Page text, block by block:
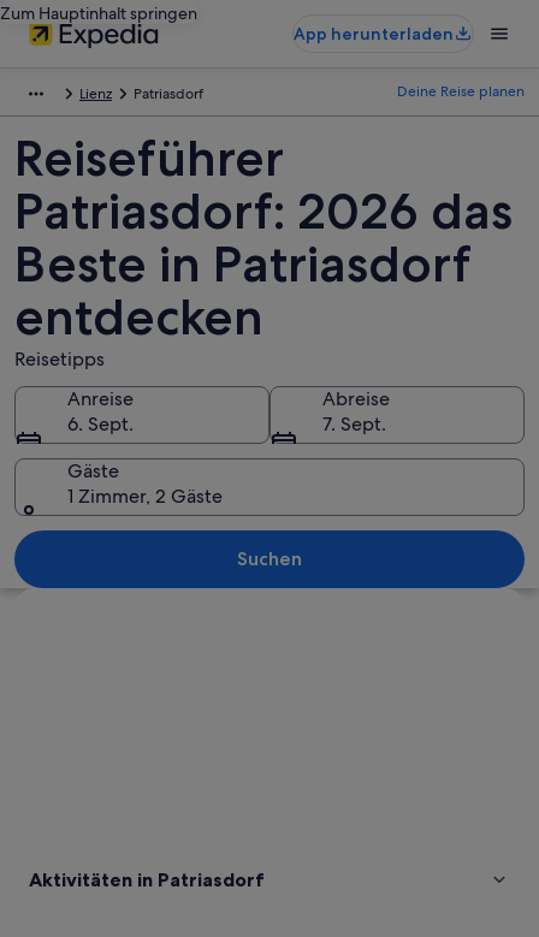
Zum Hauptinhalt springen
App herunterladen
Lienz Patriasdorf Deine Reise planen
Reiseführer
Patriasdorf: 2026 das
Beste in Patriasdorf
entdecken
Reisetipps
Anreise
6. Sept.
Abreise
7. Sept.
Gäste
1 Zimmer, 2 Gäste
Suchen
Aktivitäten in Patriasdorf